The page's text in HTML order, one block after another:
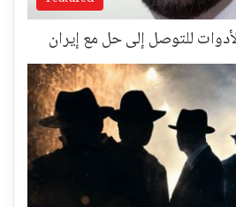
للتوصل إلى حل مع إيران